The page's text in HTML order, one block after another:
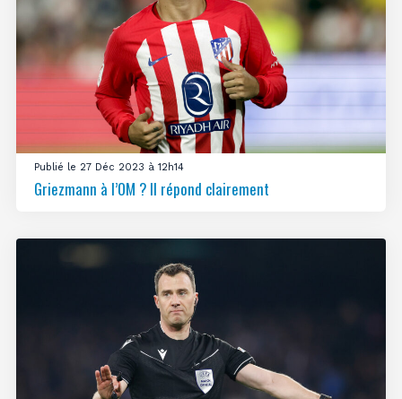
Publié le 27 Déc 2023 à 12h14
Griezmann à l’OM ? Il répond clairement